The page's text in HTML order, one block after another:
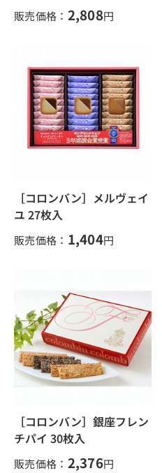
販売価格： 2,808円
［コロンバン］メルヴェイ
ユ 27枚入
販売価格： 1,404円
［コロンバン］銀座フレン
チパイ 30枚入
販売価格： 2,376円